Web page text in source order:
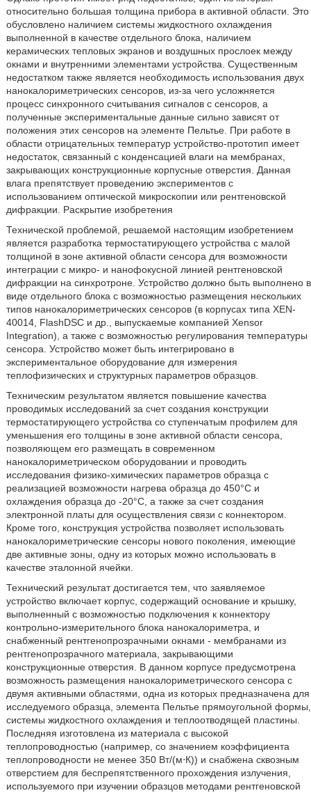
относительно большая толщина прибора в активной области. Это
обусловлено наличием системы жидкостного охлаждения
выполненной в качестве отдельного блока, наличием
керамических тепловых экранов и воздушных прослоек между
окнами и внутренними элементами устройства. Существенным
недостатком также является необходимость использования двух
нанокалориметрических сенсоров, из-за чего усложняется
процесс синхронного считывания сигналов с сенсоров, а
полученные экспериментальные данные сильно зависят от
положения этих сенсоров на элементе Пельтье. При работе в
области отрицательных температур устройство-прототип имеет
недостаток, связанный с конденсацией влаги на мембранах,
закрывающих конструкционные корпусные отверстия. Данная
влага препятствует проведению экспериментов с
использованием оптической микроскопии или рентгеновской
дифракции. Раскрытие изобретения
Технической проблемой, решаемой настоящим изобретением
является разработка термостатирующего устройства с малой
толщиной в зоне активной области сенсора для возможности
интеграции с микро- и нанофокусной линией рентгеновской
дифракции на синхротроне. Устройство должно быть выполнено в
виде отдельного блока с возможностью размещения нескольких
типов нанокалориметрических сенсоров (в корпусах типа XEN-
40014, FlashDSC и др., выпускаемые компанией Xensor
Integration), а также с возможностью регулирования температуры
сенсора. Устройство может быть интегрировано в
экспериментальное оборудование для измерения
теплофизических и структурных параметров образцов.
Техническим результатом является повышение качества
проводимых исследований за счет создания конструкции
термостатирующего устройства со ступенчатым профилем для
уменьшения его толщины в зоне активной области сенсора,
позволяющем его размещать в современном
нанокалориметрическом оборудовании и проводить
исследования физико-химических параметров образца с
реализацией возможности нагрева образца до 450°С и
охлаждения образца до -20°С, а также за счет создания
электронной платы для осуществления связи с коннектором.
Кроме того, конструкция устройства позволяет использовать
нанокалориметрические сенсоры нового поколения, имеющие
две активные зоны, одну из которых можно использовать в
качестве эталонной ячейки.
Технический результат достигается тем, что заявляемое
устройство включает корпус, содержащий основание и крышку,
выполненный с возможностью подключения к коннектору
контрольно-измерительного блока нанокалориметра, и
снабженный рентгенопрозрачными окнами - мембранами из
рентгенопрозрачного материала, закрывающими
конструкционные отверстия. В данном корпусе предусмотрена
возможность размещения нанокалориметрического сенсора с
двумя активными областями, одна из которых предназначена для
исследуемого образца, элемента Пельтье прямоугольной формы,
системы жидкостного охлаждения и теплоотводящей пластины.
Последняя изготовлена из материала с высокой
теплопроводностью (например, со значением коэффициента
теплопроводности не менее 350 Вт/(м⋅К)) и снабжена сквозным
отверстием для беспрепятственного прохождения излучения,
используемого при изучении образцов методами рентгеновской